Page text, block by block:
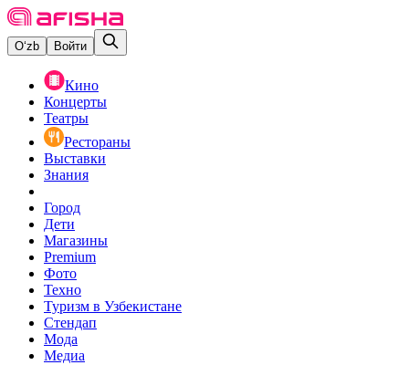
O‘zb Войти
Кино
Концерты
Театры
Рестораны
Выставки
Знания
Город
Дети
Магазины
Premium
Фото
Техно
Туризм в Узбекистане
Стендап
Мода
Медиа